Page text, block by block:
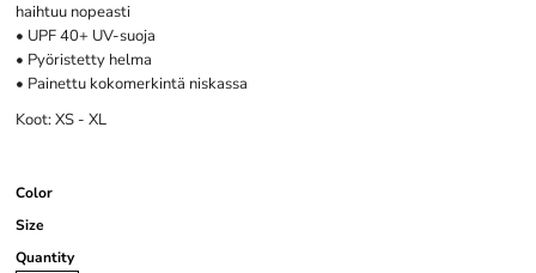
haihtuu nopeasti
• UPF 40+ UV-suoja
• Pyöristetty helma
• Painettu kokomerkintä niskassa
Koot: XS - XL
Color
Size
Quantity